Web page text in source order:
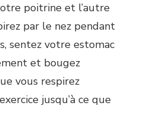
poitrine et l’autre
par le nez pendant
sentez votre estomac
et bougez
vous respirez
jusqu’à ce que